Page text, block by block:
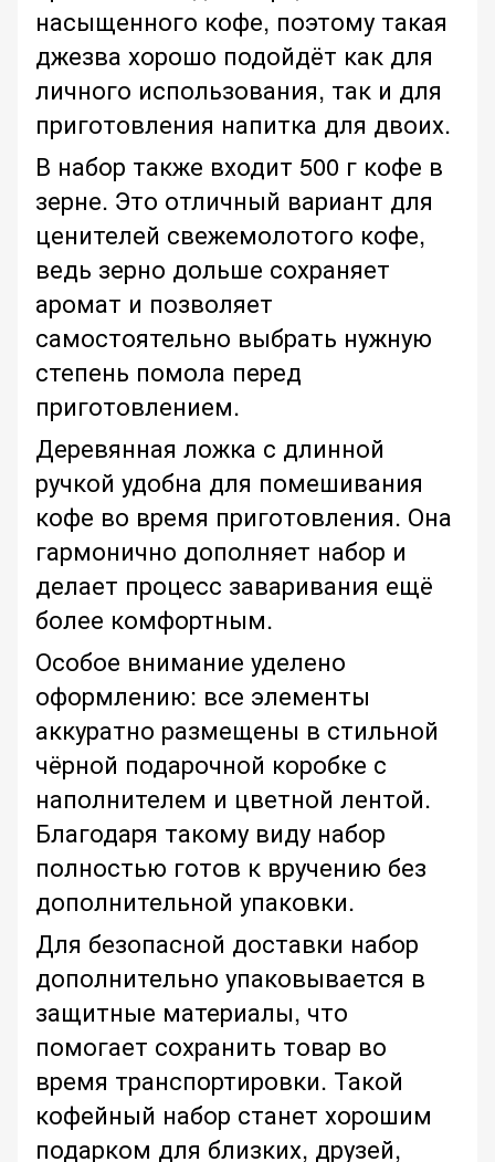
насыщенного кофе, поэтому такая
джезва хорошо подойдёт как для
личного использования, так и для
приготовления напитка для двоих.
В набор также входит 500 г кофе в
зерне. Это отличный вариант для
ценителей свежемолотого кофе,
ведь зерно дольше сохраняет
аромат и позволяет
самостоятельно выбрать нужную
степень помола перед
приготовлением.
Деревянная ложка с длинной
ручкой удобна для помешивания
кофе во время приготовления. Она
гармонично дополняет набор и
делает процесс заваривания ещё
более комфортным.
Особое внимание уделено
оформлению: все элементы
аккуратно размещены в стильной
чёрной подарочной коробке с
наполнителем и цветной лентой.
Благодаря такому виду набор
полностью готов к вручению без
дополнительной упаковки.
Для безопасной доставки набор
дополнительно упаковывается в
защитные материалы, что
помогает сохранить товар во
время транспортировки. Такой
кофейный набор станет хорошим
подарком для близких, друзей,